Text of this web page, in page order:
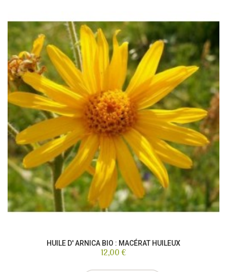
HUILE D' ARNICA BIO : MACÉRAT HUILEUX
12,00 €